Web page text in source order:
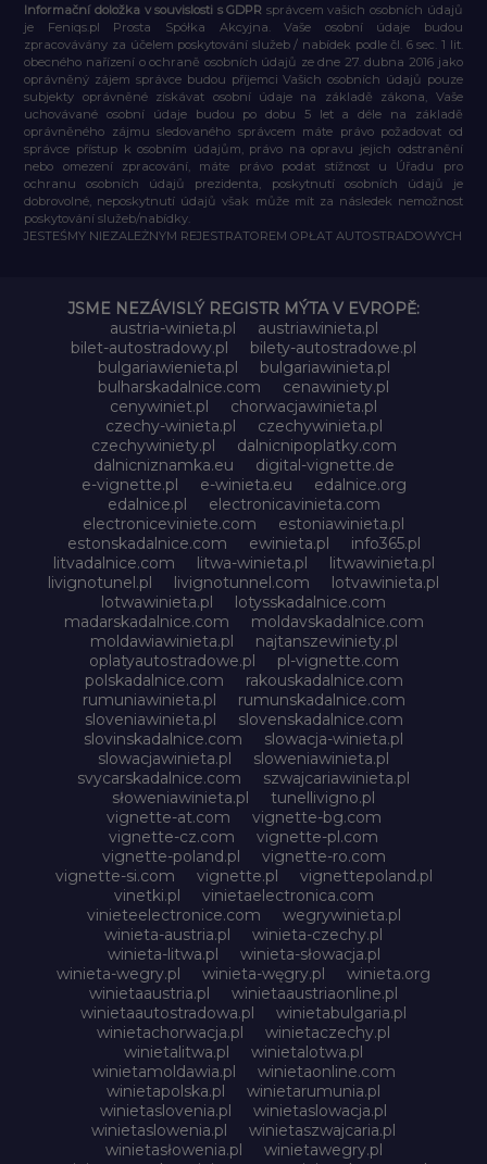
Informační doložka v souvislosti s GDPR správcem vašich osobních údajů
je Feniqs.pl Prosta Spółka Akcyjna. Vaše osobní údaje budou
zpracovávány za účelem poskytování služeb / nabídek podle čl. 6 sec. 1 lit.
obecného nařízení o ochraně osobních údajů ze dne 27. dubna 2016 jako
oprávněný zájem správce budou příjemci Vašich osobních údajů pouze
subjekty oprávněné získávat osobní údaje na základě zákona, Vaše
uchovávané osobní údaje budou po dobu 5 let a déle na základě
oprávněného zájmu sledovaného správcem máte právo požadovat od
správce přístup k osobním údajům, právo na opravu jejich odstranění
nebo omezení zpracování, máte právo podat stížnost u Úřadu pro
ochranu osobních údajů prezidenta, poskytnutí osobních údajů je
dobrovolné, neposkytnutí údajů však může mít za následek nemožnost
poskytování služeb/nabídky.
JESTEŚMY NIEZALEŻNYM REJESTRATOREM OPŁAT AUTOSTRADOWYCH
JSME NEZÁVISLÝ REGISTR MÝTA V EVROPĚ:
austria-winieta.pl
austriawinieta.pl
bilet-autostradowy.pl
bilety-autostradowe.pl
bulgariawienieta.pl
bulgariawinieta.pl
bulharskadalnice.com
cenawiniety.pl
cenywiniet.pl
chorwacjawinieta.pl
czechy-winieta.pl
czechywinieta.pl
czechywiniety.pl
dalnicnipoplatky.com
dalnicniznamka.eu
digital-vignette.de
e-vignette.pl
e-winieta.eu
edalnice.org
edalnice.pl
electronicavinieta.com
electroniceviniete.com
estoniawinieta.pl
estonskadalnice.com
ewinieta.pl
info365.pl
litvadalnice.com
litwa-winieta.pl
litwawinieta.pl
livignotunel.pl
livignotunnel.com
lotvawinieta.pl
lotwawinieta.pl
lotysskadalnice.com
madarskadalnice.com
moldavskadalnice.com
moldawiawinieta.pl
najtanszewiniety.pl
oplatyautostradowe.pl
pl-vignette.com
polskadalnice.com
rakouskadalnice.com
rumuniawinieta.pl
rumunskadalnice.com
sloveniawinieta.pl
slovenskadalnice.com
slovinskadalnice.com
slowacja-winieta.pl
slowacjawinieta.pl
sloweniawinieta.pl
svycarskadalnice.com
szwajcariawinieta.pl
słoweniawinieta.pl
tunellivigno.pl
vignette-at.com
vignette-bg.com
vignette-cz.com
vignette-pl.com
vignette-poland.pl
vignette-ro.com
vignette-si.com
vignette.pl
vignettepoland.pl
vinetki.pl
vinietaelectronica.com
vinieteelectronice.com
wegrywinieta.pl
winieta-austria.pl
winieta-czechy.pl
winieta-litwa.pl
winieta-słowacja.pl
winieta-wegry.pl
winieta-węgry.pl
winieta.org
winietaaustria.pl
winietaaustriaonline.pl
winietaautostradowa.pl
winietabulgaria.pl
winietachorwacja.pl
winietaczechy.pl
winietalitwa.pl
winietalotwa.pl
winietamoldawia.pl
winietaonline.com
winietapolska.pl
winietarumunia.pl
winietaslovenia.pl
winietaslowacja.pl
winietaslowenia.pl
winietaszwajcaria.pl
winietasłowenia.pl
winietawegry.pl